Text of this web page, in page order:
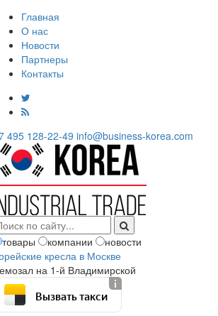
Главная
О нас
Новости
Партнеры
Контакты
495 128-22-49 info@business-korea.com
товары компании
новости
кресла в Москве
на 1-й Владимирской
Вызвать такси